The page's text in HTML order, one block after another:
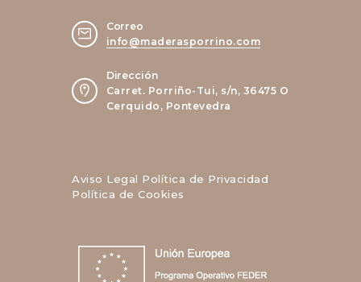
Correo
info@maderasporrino.com
Dirección
Carret. Porriño-Tui, s/n, 36475 O
Cerquido, Pontevedra
Aviso Legal Política de Privacidad
Política de Cookies